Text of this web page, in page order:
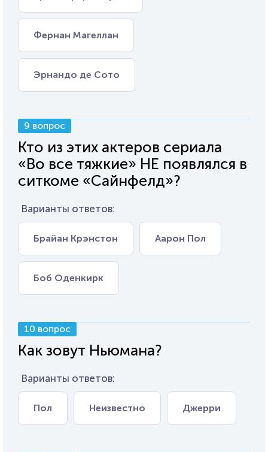
Фернан Магеллан
Эрнандо де Сото
9 вопрос
Кто из этих актеров сериала
«Во все тяжкие» НЕ появлялся в
ситкоме «Сайнфелд»?
Варианты ответов:
Брайан Крэнстон Аарон Пол
Боб Оденкирк
10 вопрос
Как зовут Ньюмана?
Варианты ответов:
Пол Неизвестно Джерри